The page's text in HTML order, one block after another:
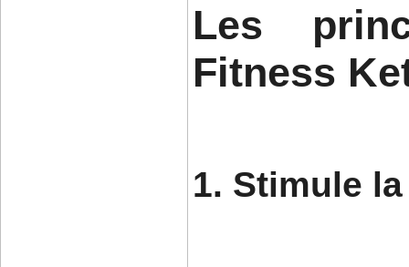
Les
Fitness
1. Stimule